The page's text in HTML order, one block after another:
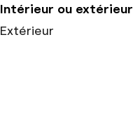
Intérieur ou extérieur
Extérieur